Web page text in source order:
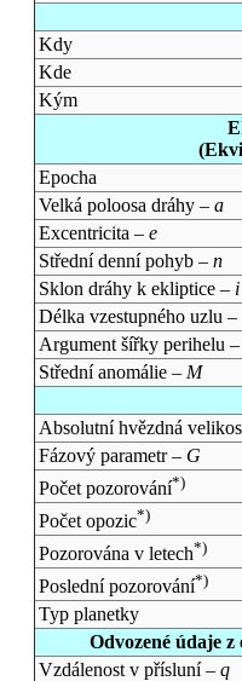
Kdy
Kde
Kým
Epocha
Velká poloosa dráhy – a
Excentricita – e
Střední denní pohyb – n
Sklon dráhy k ekliptice – i
Délka vzestupného uzlu –
Argument šířky perihelu
Střední anomálie – M
Absolutní hvězdná
Fázový parametr – G
Počet pozorování*)
Počet opozic*)
Pozorována v letech*)
Poslední pozorování*)
Typ planetky
Odvozené údaje
Vzdálenost v přísluní – q